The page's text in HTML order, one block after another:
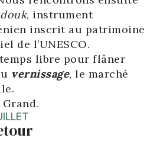
, instrument
inscrit au patrimoine
de l’UNESCO.
libre pour flâner
vernissage, le marché